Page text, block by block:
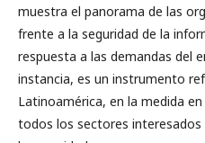
muestra el panorama de las
frente a la seguridad de la
respuesta a las demandas del
instancia, es un instrumento
Latinoamérica, en la medida
todos los sectores